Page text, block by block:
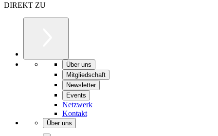
DIREKT ZU
Über uns
Mitgliedschaft
Newsletter
Events
Netzwerk
Kontakt
Über uns